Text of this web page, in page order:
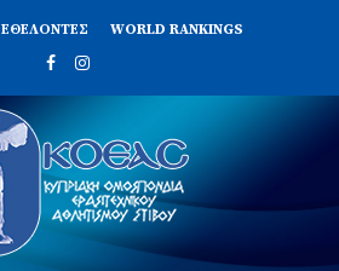
ΕΘΕΛΟΝΤΈΣ WORLD RANKINGS